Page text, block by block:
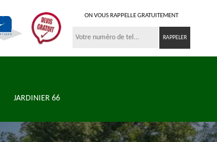
ON VOUS RAPPELLE GRATUITEMENT
JARDINIER 66